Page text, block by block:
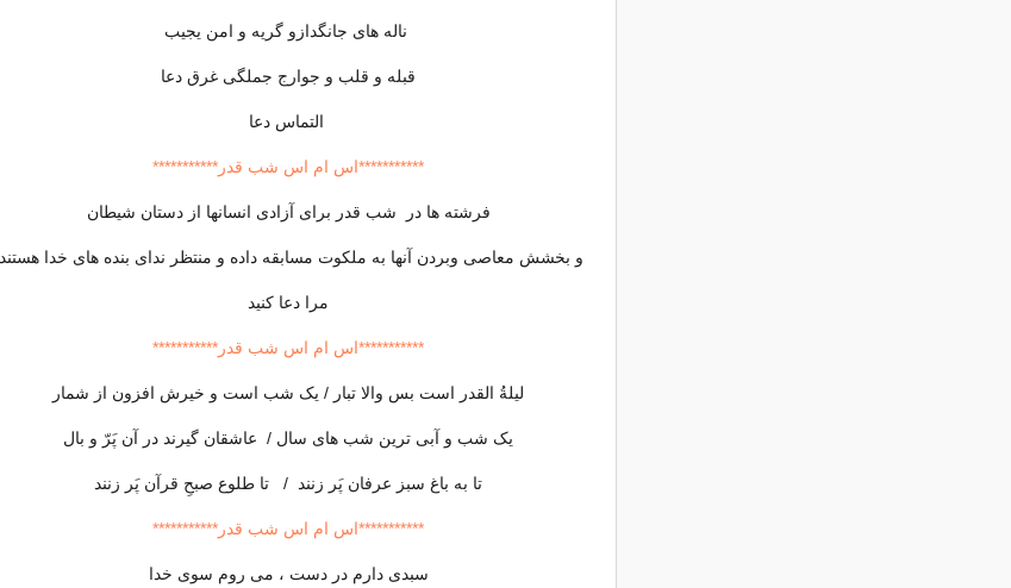
ناله های جانگدازو گریه و امن یجیب
قبله و قلب و جوارج جملگی غرق دعا
التماس دعا
***********اس ام اس شب قدر***********
فرشته ها در شب قدر برای آزادی انسانها از دستان شیطان
و بخشش معاصی وبردن آنها به ملکوت مسابقه داده و منتظر ندای بنده های خدا هستند.
مرا دعا کنید
***********اس ام اس شب قدر***********
لیلةُ القدر است بس والا تبار / یک شب است و خیرش افزون از شمار
یک شب و آبی ترین شب های سال / عاشقان گیرند در آن پَرّ و بال
تا به باغ سبز عرفان پَر زنند / تا طلوع صبحِ قرآن پَر زنند
***********اس ام اس شب قدر***********
سبدی دارم در دست ، می روم سوی خدا